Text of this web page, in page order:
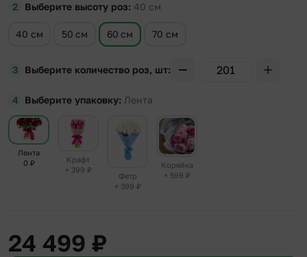
Выберите высоту роз 40 см
40 см 50 см 60 см 70 см
Выберите количество роз, шт
Выберите упаковку Лента
Лента
0 ₽
Крафт
+ 399 ₽
Фетр
+ 399 ₽
Корейка
+ 599 ₽
24 499 ₽